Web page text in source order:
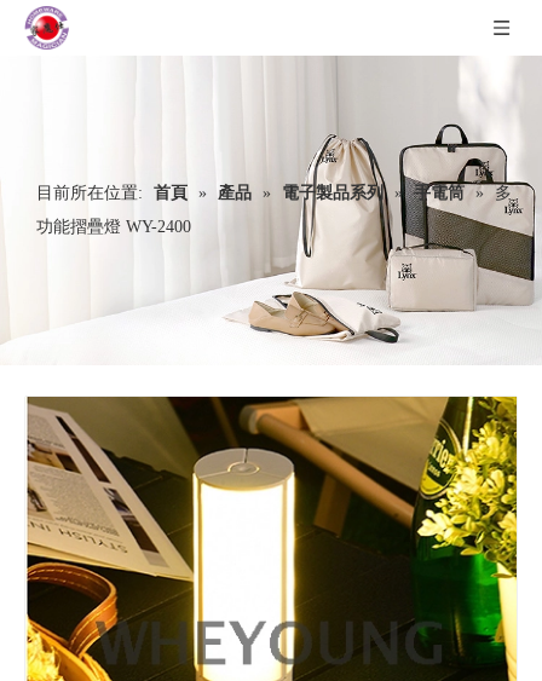
目前所在位置: 首頁 » 產品 » 電子製品系列 » 手電筒 »
多
功能摺疊燈 WY-2400